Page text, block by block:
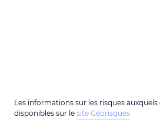
Les informations sur les risques
disponibles sur le site Géorisques